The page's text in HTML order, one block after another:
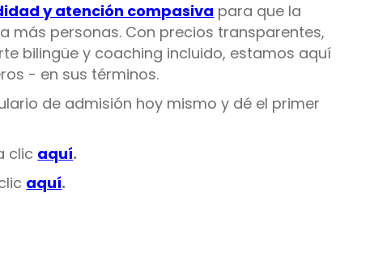
y atención compasiva para que la
más personas. Con precios transparentes,
bilingüe y coaching incluido, estamos aquí
- en sus términos.
de admisión hoy mismo y dé el primer
clic aquí.
aquí.